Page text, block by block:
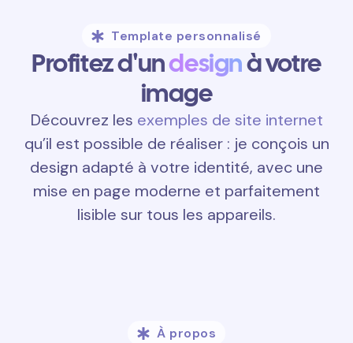
Template personnalisé
Profitez d'undesignà votre
image
Découvrez les exemples de site internet
qu’il est possible de réaliser : je conçois un
design adapté à votre identité, avec une
mise en page moderne et parfaitement
lisible sur tous les appareils.
À propos